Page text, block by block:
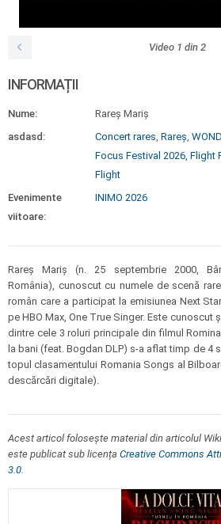
Video 1 din 2
INFORMAȚII
Nume:
Rareș Mariș
asdasd:
Concert rares, Rareș,
Focus Festival 2026, Flight
Flight
Evenimente
viitoare:
INIMO 2026
Rareș Mariș (n. 25 septembrie 2000,
România), cunoscut cu numele de scenă
român care a participat la emisiunea Next
pe HBO Max, One True Singer. Este cunoscut
dintre cele 3 roluri principale din filmul
la bani (feat. Bogdan DLP) s-a aflat timp de 4
topul clasamentului Romania Songs al
descărcări digitale).
Acest articol folosește material din articolul
este publicat sub licența Creative Commons
3.0.